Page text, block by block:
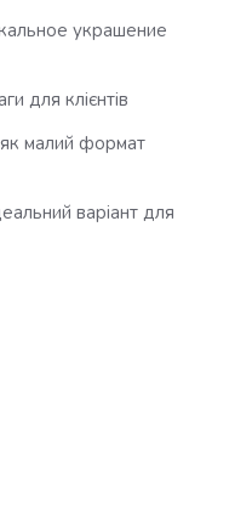
украшение
для клієнтів
малий формат
варіант для